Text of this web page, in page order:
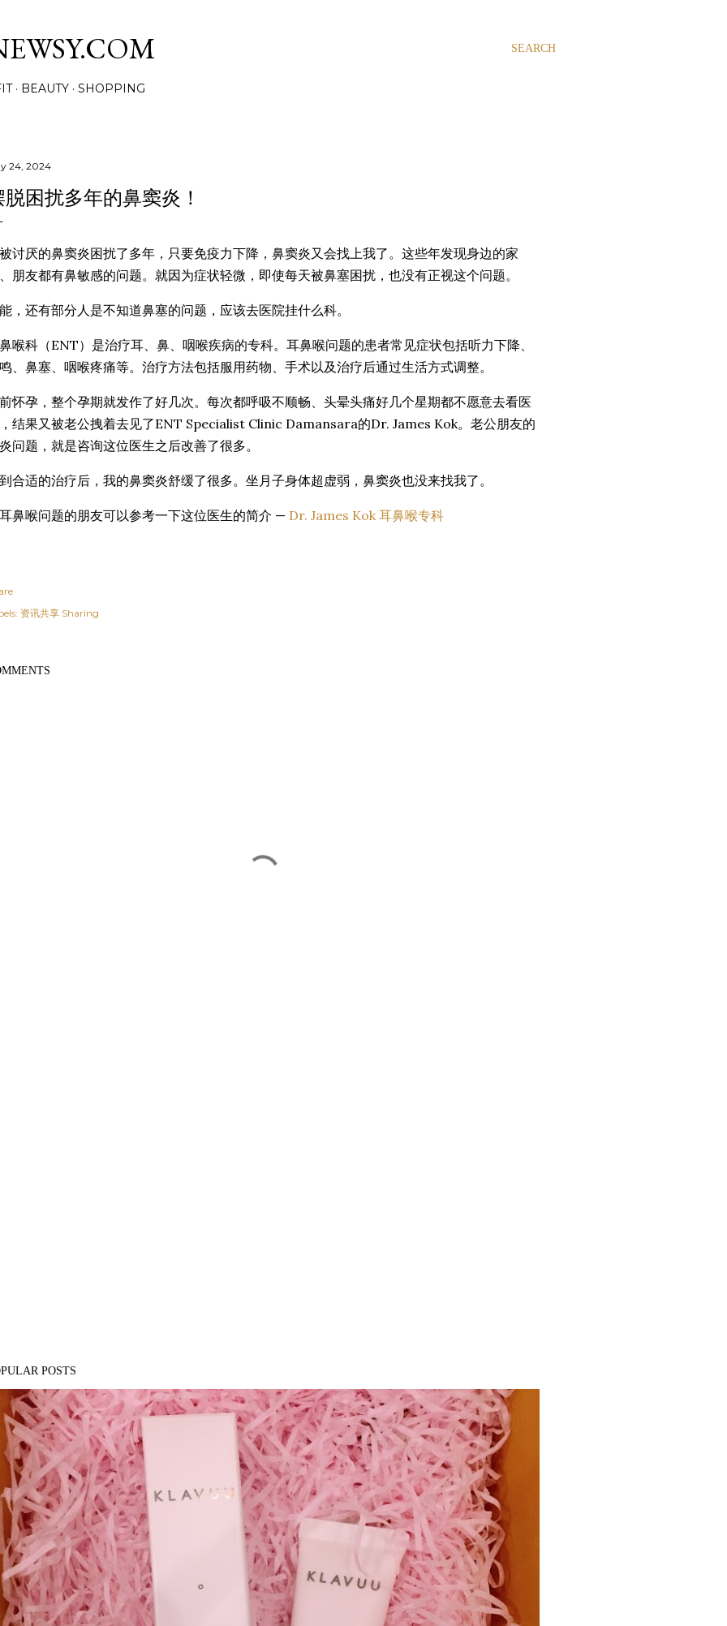
SEARCH
BEAUTY SHOPPING
24, 2024
脱困扰多年的鼻窦炎！
讨厌的鼻窦炎困扰了多年，只要免疫力下降，鼻窦炎又会找上我了。这些年发现身边的家
朋友都有鼻敏感的问题。就因为症状轻微，即使每天被鼻塞困扰，也没有正视这个问题。
，还有部分人是不知道鼻塞的问题，应该去医院挂什么科。
喉科（ENT）是治疗耳、鼻、咽喉疾病的专科。耳鼻喉问题的患者常见症状包括听力下降、
、鼻塞、咽喉疼痛等。治疗方法包括服用药物、手术以及治疗后通过生活方式调整。
怀孕，整个孕期就发作了好几次。每次都呼吸不顺畅、头晕头痛好几个星期都不愿意去看医
结果又被老公拽着去见了ENT Specialist Clinic Damansara的Dr. James Kok。老公朋友的
问题，就是咨询这位医生之后改善了很多。
合适的治疗后，我的鼻窦炎舒缓了很多。坐月子身体超虚弱，鼻窦炎也没来找我了。
鼻喉问题的朋友可以参考一下这位医生的简介 — Dr. James Kok 耳鼻喉专科
资讯共享 Sharing
POSTS